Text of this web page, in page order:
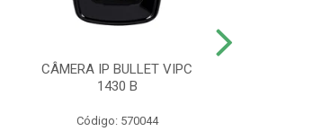
CÂMERA IP BULLET VIPC
1430 B
Código: 570044